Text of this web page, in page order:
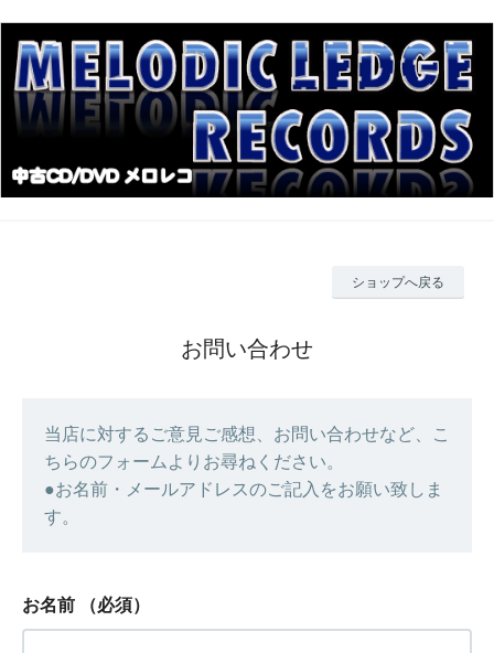
ショップへ戻る
お問い合わせ
当店に対するご意見ご感想、お問い合わせなど、こ
ちらのフォームよりお尋ねください。
●お名前・メールアドレスのご記入をお願い致しま
す。
お名前 （必須）